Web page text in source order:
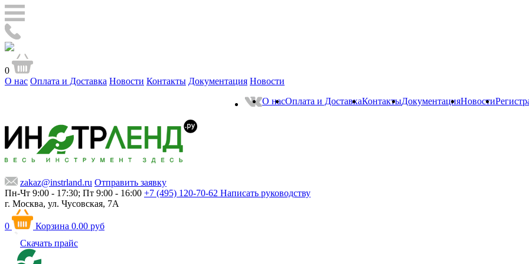
0
О нас Оплата и Доставка Новости Контакты Документация Новости
О насОплата и ДоставкаКонтактыДокументацияНовости
zakaz@instrland.ru Отправить заявку
Пн-Чт 9:00 - 17:30; Пт 9:00 - 16:00 +7 (495) 120-70-62 Написать руководству
г. Москва, ул. Чусовская, 7А
0 Корзина 0.00 руб
Скачать прайс